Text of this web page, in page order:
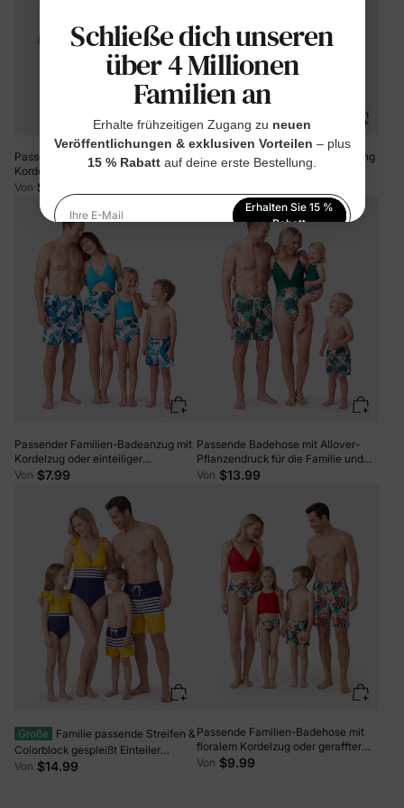
Passende Badehose mit floralem
Kordelzug oder fließendes
Badekleid aus gespleißtem Mesh
mit dreieckigem Badeboden gelb
Von $15.99
Familien-Matching Badebekleidung
mit tropischem Palmenprint –
und Daddy & Son Badeshorts,
perfekte Strand- und Urlaubs-
Swimwear in Türkis
Passender Familien-Badeanzug mit
Kordelzug oder einteiliger
Badeanzug mit ausgeschnittener
Von $7.99
Passende Badehose mit Allover-
Pflanzendruck für die Familie und
ein einteiliger Badeanzug mit V-
Von $13.99
Große
Familie passende Streifen &
Colorblock gespleißt Einteiler
Badeanzug oder Badehose Shorts
Von $14.99
Passende Familien-Badehose mit
floralem Kordelzug oder geraffter
Shell-Edge-Bikini mit optionalem
Von $9.99
Schließe dich unseren
über 4 Millionen
Familien an
Erhalte frühzeitigen Zugang zu neuen
Veröffentlichungen & exklusiven Vorteilen – plus
15 % Rabatt auf deine erste Bestellung.
Ihre E-Mail
Erhalten Sie 15 %
Rabatt
Indem Sie sich anmelden, stimmen Sie unserer
Datenschutzerklärung